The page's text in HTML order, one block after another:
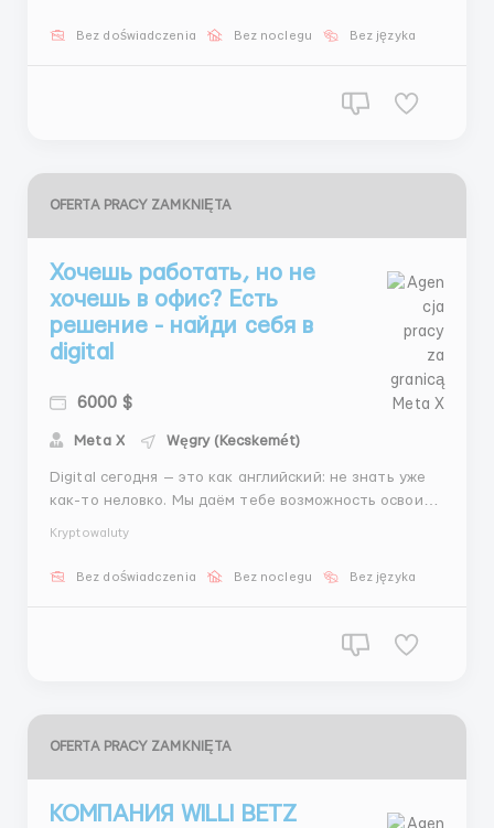
криптокошелёк 🔘Вы подходите, если: — Умеете
Bez doświadczenia Bez noclegu Bez języka
OFERTA PRACY ZAMKNIĘTA
Хочешь работать, но не
хочешь в офис? Есть
решение - найди себя в
digital
6000 $
Meta X Węgry (Kecskemét)
Digital сегодня — это как английский: не знать уже
как-то неловко. Мы даём тебе возможность освоить
реально развивают — Финансовая мотивация —
Kryptowaluty
Bez doświadczenia Bez noclegu Bez języka
OFERTA PRACY ZAMKNIĘTA
КОМПАНИЯ WILLI BETZ